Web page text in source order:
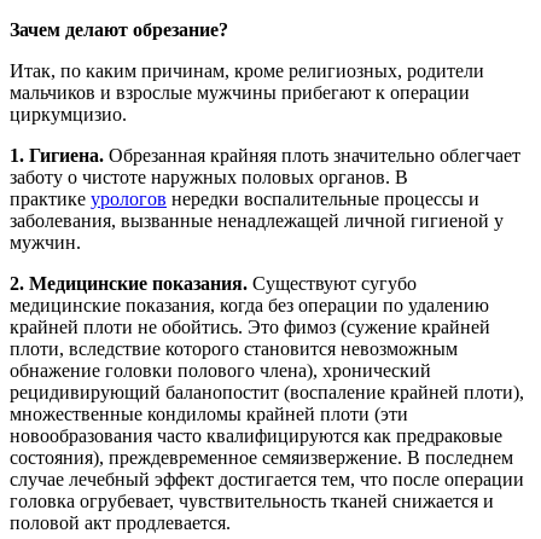
Зачем делают обрезание?
Итак, по каким причинам, кроме религиозных, родители
мальчиков и взрослые мужчины прибегают к операции
циркумцизио.
1. Гигиена. Обрезанная крайняя плоть значительно облегчает
заботу о чистоте наружных половых органов. В
практике урологов нередки воспалительные процессы и
заболевания, вызванные ненадлежащей личной гигиеной у
мужчин.
2. Медицинские показания. Существуют сугубо
медицинские показания, когда без операции по удалению
крайней плоти не обойтись. Это фимоз (сужение крайней
плоти, вследствие которого становится невозможным
обнажение головки полового члена), хронический
рецидивирующий баланопостит (воспаление крайней плоти),
множественные кондиломы крайней плоти (эти
новообразования часто квалифицируются как предраковые
состояния), преждевременное семяизвержение. В последнем
случае лечебный эффект достигается тем, что после операции
головка огрубевает, чувствительность тканей снижается и
половой акт продлевается.